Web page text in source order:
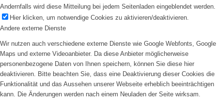
Andernfalls wird diese Mitteilung bei jedem Seitenladen eingeblendet werden.
Hier klicken, um notwendige Cookies zu aktivieren/deaktivieren.
Andere externe Dienste
Wir nutzen auch verschiedene externe Dienste wie Google Webfonts, Google
Maps und externe Videoanbieter. Da diese Anbieter möglicherweise
personenbezogene Daten von Ihnen speichern, können Sie diese hier
deaktivieren. Bitte beachten Sie, dass eine Deaktivierung dieser Cookies die
Funktionalität und das Aussehen unserer Webseite erheblich beeinträchtigen
kann. Die Änderungen werden nach einem Neuladen der Seite wirksam.